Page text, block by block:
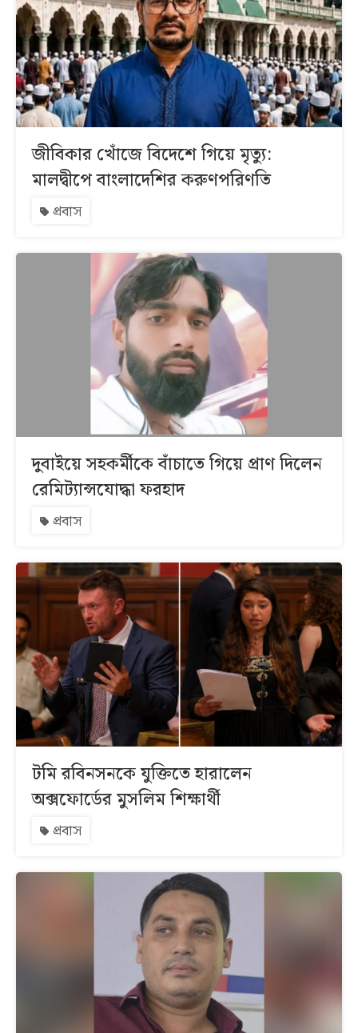
জীবিকার খোঁজে বিদেশে গিয়ে মৃত্যু:
মালদ্বীপে বাংলাদেশির করুণপরিণতি
প্রবাস
দুবাইয়ে সহকর্মীকে বাঁচাতে গিয়ে প্রাণ দিলেন
রেমিট্যান্সযোদ্ধা ফরহাদ
প্রবাস
টমি রবিনসনকে যুক্তিতে হারালেন
অক্সফোর্ডের মুসলিম শিক্ষার্থী
প্রবাস